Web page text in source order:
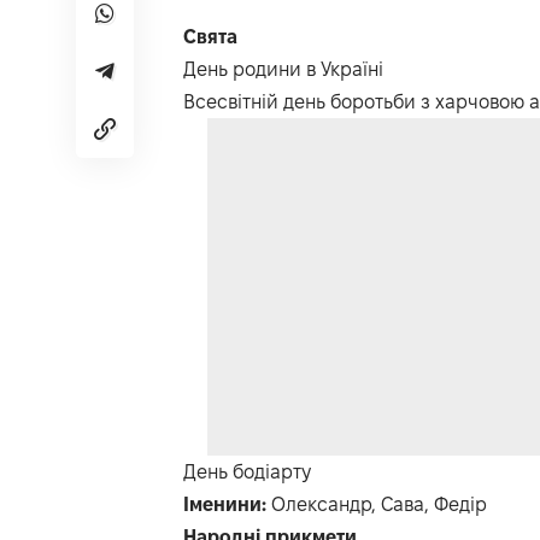
Свята
День родини в Україні
Всесвітній день боротьби з харчовою
День бодіарту
Іменини: Олександр, Сава, Федір